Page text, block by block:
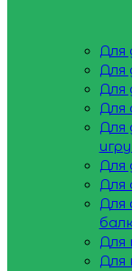
Для
Для
Для
Для
Для
Для
Для
Для
Для
Для